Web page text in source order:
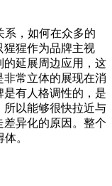
系，如何在众多的
猩猩作为品牌主视
的延展周边应用，这
常立体的展现在消
有人格调性的，是
所以能够很快拉近与
异化的原因。整个
。